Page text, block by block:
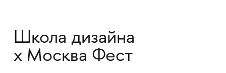
Школа дизайна
x Москва Фест